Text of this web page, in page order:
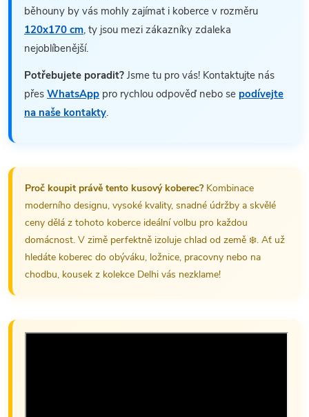
běhouny by vás mohly zajímat i koberce v rozměru
120x170 cm, ty jsou mezi zákazníky zdaleka
nejoblíbenější.
Potřebujete poradit? Jsme tu pro vás! Kontaktujte nás
přes WhatsApp pro rychlou odpověď nebo se podívejte
na naše kontakty.
Proč koupit právě tento kusový koberec?Kombinace
moderního designu, vysoké kvality, snadné údržby a skvělé
ceny dělá z tohoto koberce ideální volbu pro každou
domácnost. V zimě perfektně izoluje chlad od země ❄️. Ať už
hledáte koberec do obýváku, ložnice, pracovny nebo na
chodbu, kousek z kolekce Delhi vás nezklame!